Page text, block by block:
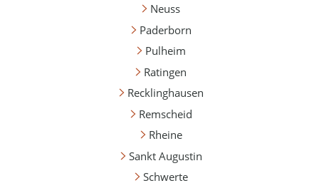
Neuss
Paderborn
Pulheim
Ratingen
Recklinghausen
Remscheid
Rheine
Sankt Augustin
Schwerte